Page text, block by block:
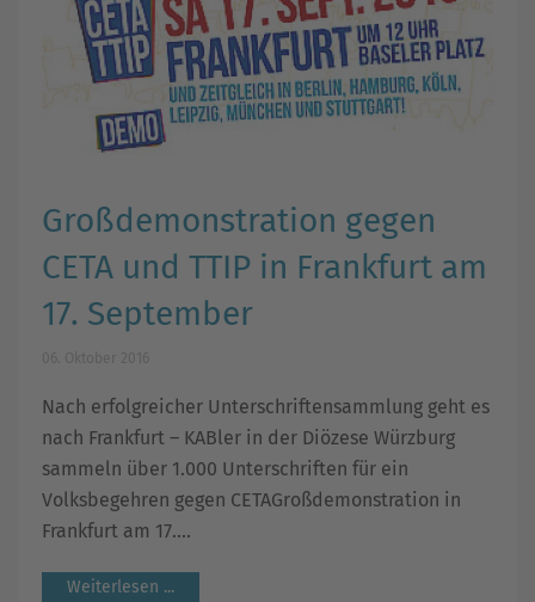
Großdemonstration gegen
CETA und TTIP in Frankfurt am
17. September
Nach erfolgreicher Unterschriftensammlung geht es
nach Frankfurt – KABler in der Diözese Würzburg
sammeln über 1.000 Unterschriften für ein
Volksbegehren gegen CETAGroßdemonstration in
Frankfurt am 17....
Weiterlesen ...